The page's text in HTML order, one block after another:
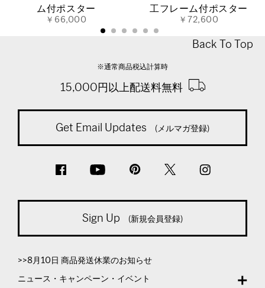
ム付ポスター
￥66,000
工フレーム付ポスター
￥72,600
Back To Top
※通常商品税込計算時
15,000円以上配送料無料
Get Email Updates (メルマガ登録)
Sign Up (新規会員登録)
>>8月10日 商品発送休業のお知らせ
ニュース・キャンペーン・イベント